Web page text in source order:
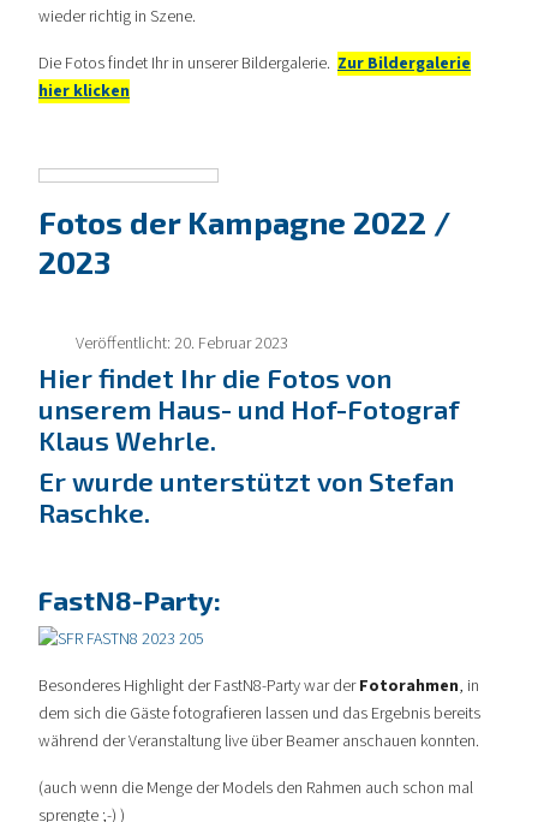
wieder richtig in Szene.
Die Fotos findet Ihr in unserer Bildergalerie. Zur Bildergalerie
hier klicken
Fotos der Kampagne 2022 /
2023
Veröffentlicht: 20. Februar 2023
Hier findet Ihr die Fotos von
unserem Haus- und Hof-Fotograf
Klaus Wehrle.
Er wurde unterstützt von Stefan
Raschke.
FastN8-Party:
Besonderes Highlight der FastN8-Party war derFotorahmen, in
dem sich die Gäste fotografieren lassen und das Ergebnis bereits
während der Veranstaltung live über Beamer anschauen konnten.
(auch wenn die Menge der Models den Rahmen auch schon mal
sprengte ;-) )